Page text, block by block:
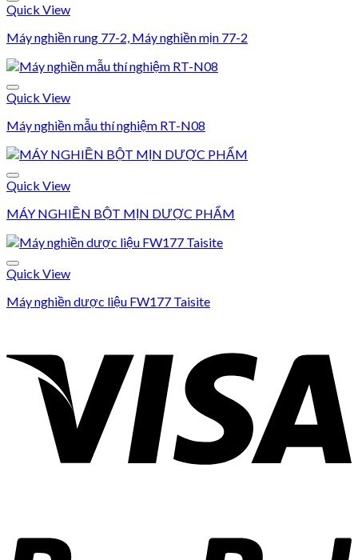
Quick View
Máy nghiền rung 77-2, Máy nghiền mịn 77-2
Quick View
Máy nghiền mẫu thí nghiệm RT-N08
Quick View
MÁY NGHIỀN BỘT MỊN DƯỢC PHẨM
Quick View
Máy nghiền dược liệu FW177 Taisite